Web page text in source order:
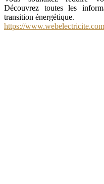
Découvrez toutes les
transition énergétique.
https://www.webelectricite.com